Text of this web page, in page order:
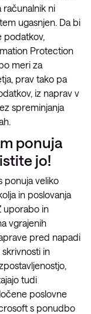
računalnik ni
ugasnjen. Da bi
podatkov,
Protection
meri za
prav tako pa
iz naprav v
spreminjanja
ponuja
jo!
ponuja veliko
in poslovanja
uporabo in
vgrajenih
pred napadi
in
tudi
poslovne
s ponudbo